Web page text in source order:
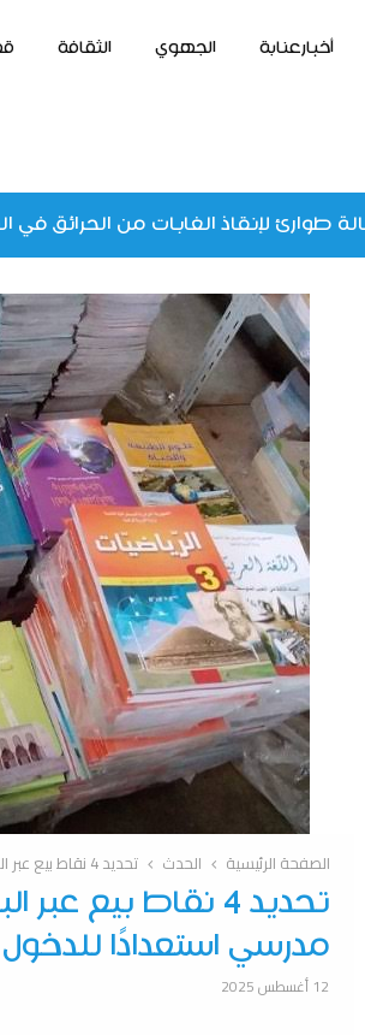
أخبارعنابة الجهوي الثقافة
طوارئ لإنقاذ الغابات من الحرائق في
الصفحة الرئيسية الحدث تحديد 4 نقاط بيع عبر البلديات.. 1.25 مليون كتاب مدرسي استعدادًا للدخول المدرسي
مدرسي استعدادًا
12 أغسطس 2025